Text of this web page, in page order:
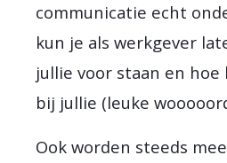
communicatie echt
kun je als werkgever
jullie voor staan en
bij jullie (leuke
Ook worden steeds